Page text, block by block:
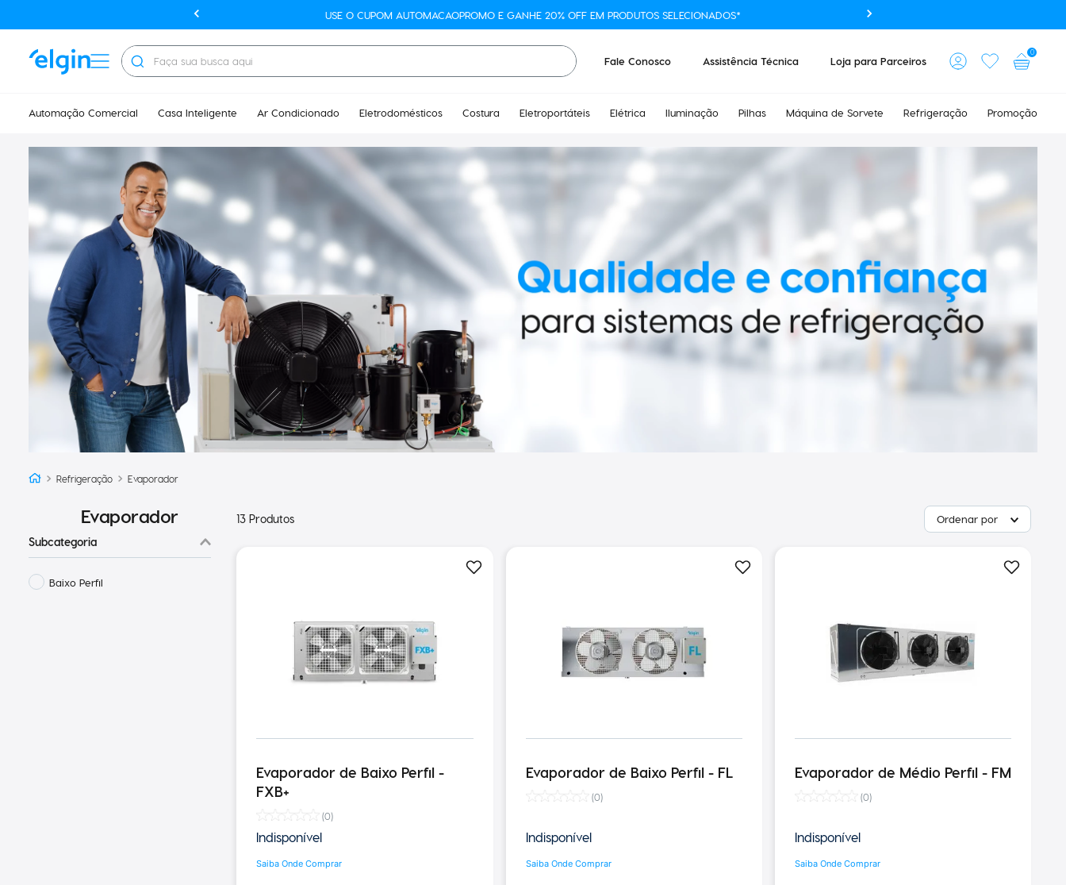
USE O CUPOM AUTOMACAOPROMO E GANHE 20% OFF EM PRODUTOS SELECIONADOS*
Faça sua busca aqui
Fale Conosco Assistência Técnica Loja para Parceiros
0
Automação Comercial Casa Inteligente Ar Condicionado Eletrodomésticos Costura Eletroportáteis Elétrica Iluminação Pilhas Máquina de Sorvete Refrigeração Promoção
Refrigeração Evaporador
Evaporador
Subcategoria
Baixo Perfil
13Produtos Ordenar por
Evaporador de Baixo Perfil -
FXB+
(0)
Indisponível
Saiba Onde Comprar
Evaporador de Baixo Perfil - FL
(0)
Indisponível
Saiba Onde Comprar
Evaporador de Médio Perfil - FM
(0)
Indisponível
Saiba Onde Comprar